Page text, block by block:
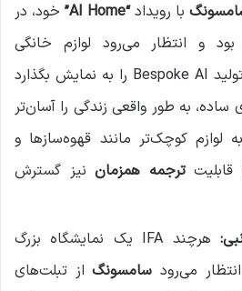
با رویداد“AI Home”
خود، در
و انتظار می‌رود لوازم خانگی
هوشمندتری از خط تولید Bespoke AI را به نمایش بگذارد
ساده، به طور واقعی زندگی را آسان‌تر
لوازم کوچک‌تر مانند قهوه‌سازها و
قابلیتترجمه همزماننیز گسترش
هرچند IFA یک نمایشگاه بزرگ
می‌رود سامسونگاز تبلت‌های